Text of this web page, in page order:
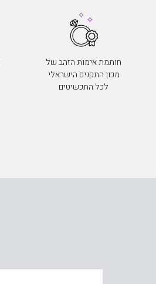
חותמת אימות הזהב של
מכון התקנים הישראלי
לכל התכשיטים